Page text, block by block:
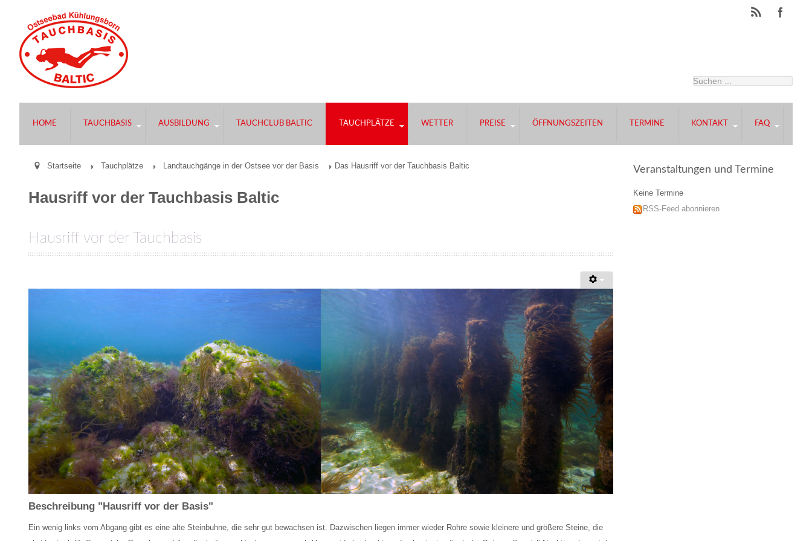
HOME TAUCHBASIS AUSBILDUNG TAUCHCLUB BALTIC TAUCHPLÄTZE WETTER PREISE ÖFFNUNGSZEITEN TERMINE KONTAKT FAQ
Veranstaltungen und Termine
Keine Termine
RSS-Feed abonnieren
Startseite Tauchplätze Landtauchgänge in der Ostsee vor der Basis Das Hausriff vor der Tauchbasis Baltic
Hausriff vor der Tauchbasis Baltic
Hausriff vor der Tauchbasis
Beschreibung "Hausriff vor der Basis"
Ein wenig links vom Abgang gibt es eine alte Steinbuhne, die sehr gut bewachsen ist. Dazwischen liegen immer wieder Rohre sowie kleinere und größere Steine, die